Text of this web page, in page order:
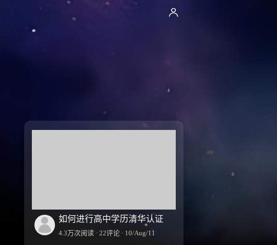
如何进行高中学历清华认证
4.3万次阅读 · 22评论 · 10/Aug/11